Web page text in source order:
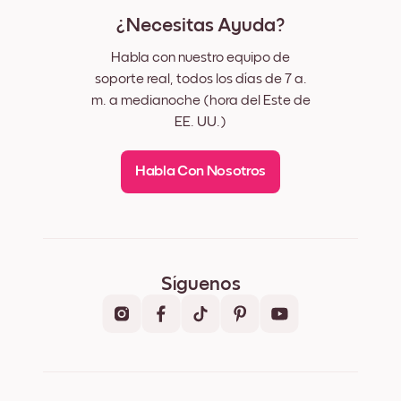
¿Necesitas Ayuda?
Habla con nuestro equipo de
soporte real, todos los días de 7 a.
m. a medianoche (hora del Este de
EE. UU.)
Habla Con Nosotros
Síguenos